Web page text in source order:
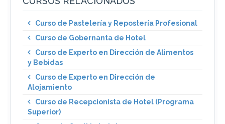
Curso de Pastelería y Repostería Profesional
Curso de Gobernanta de Hotel
Curso de Experto en Dirección de Alimentos
y Bebidas
Curso de Experto en Dirección de
Alojamiento
Curso de Recepcionista de Hotel (Programa
Superior)